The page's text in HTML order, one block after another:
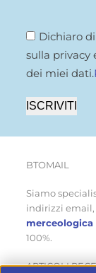
Dichiaro
sulla privacy
dei miei dati.
ISCRIVITI
BTOMAIL
Siamo
indirizzi
merceologica
100%.
ARTICOLI